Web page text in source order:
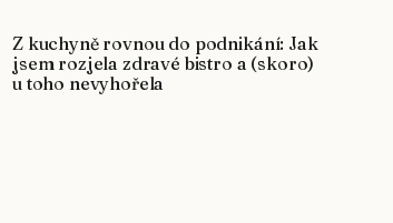
Z kuchyně rovnou do podnikání: Jak
jsem rozjela zdravé bistro a (skoro)
u toho nevyhořela